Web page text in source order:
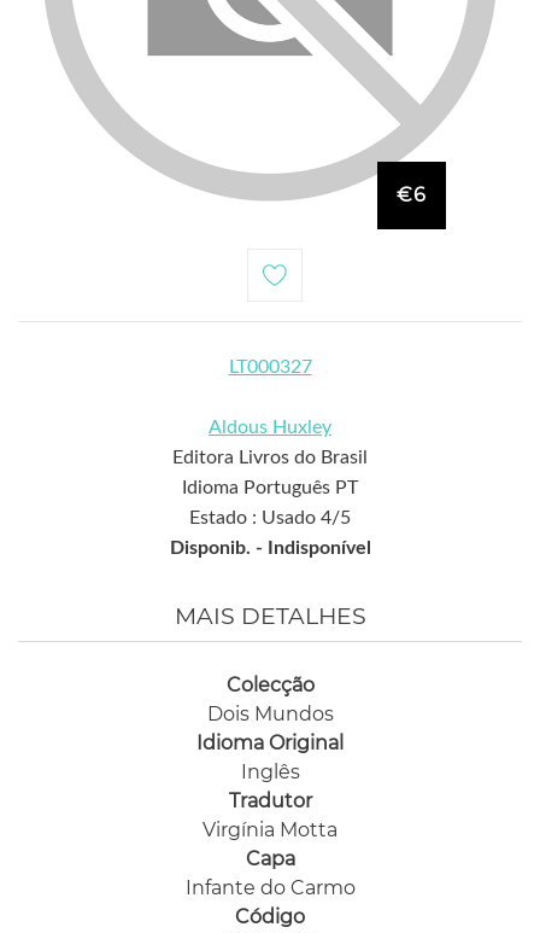
€6
LT000327
Aldous Huxley
Editora Livros do Brasil
Idioma Português PT
Estado : Usado 4/5
Disponib. -
Indisponível
MAIS DETALHES
Colecção
Dois Mundos
Idioma Original
Inglês
Tradutor
Virgínia Motta
Capa
Infante do Carmo
Código